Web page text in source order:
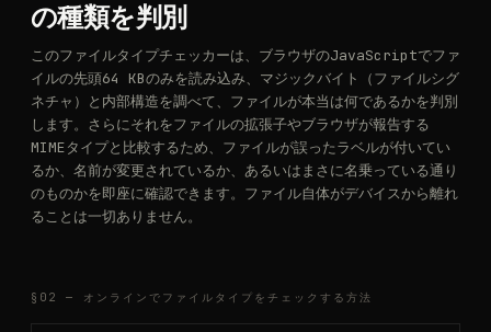
の種類を判別
このファイルタイプチェッカーは、ブラウザのJavaScriptでファ
イルの先頭64 KBのみを読み込み、マジックバイト（ファイルシグ
ネチャ）と内部構造を調べて、ファイルが本当は何であるかを判別
します。さらにそれをファイルの拡張子やブラウザが報告する
MIMEタイプと比較するため、ファイルが誤ったラベルが付いてい
るか、名前が変更されているか、あるいはまさに名乗っている通り
のものかを即座に確認できます。ファイル自体がデバイスから離れ
ることは一切ありません。
§02 — オンラインでファイルタイプをチェックする方法